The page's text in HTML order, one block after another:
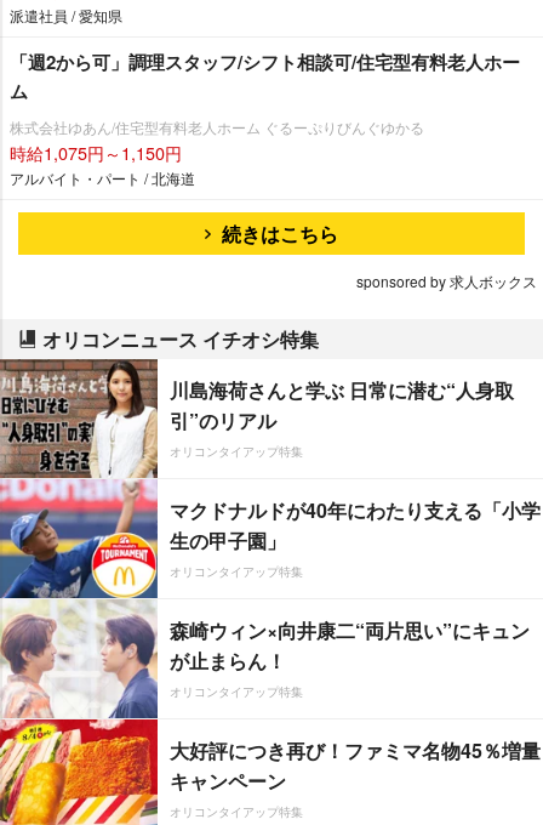
派遣社員 / 愛知県
「週2から可」調理スタッフ/シフト相談可/住宅型有料老人ホー
ム
株式会社ゆあん/住宅型有料老人ホーム ぐるーぷりびんぐゆかる
時給1,075円～1,150円
アルバイト・パート / 北海道
続きはこちら
sponsored by 求人ボックス
オリコンニュース イチオシ特集
川島海荷さんと学ぶ 日常に潜む“人身取
引”のリアル
オリコンタイアップ特集
マクドナルドが40年にわたり支える「小学
生の甲子園」
オリコンタイアップ特集
森崎ウィン×向井康二“両片思い”にキュン
が止まらん！
オリコンタイアップ特集
大好評につき再び！ファミマ名物45％増量
キャンペーン
オリコンタイアップ特集